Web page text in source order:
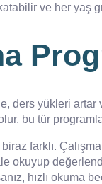
ve her yaş
ders yükleri artar
bu tür
farklı.
okuyup
hızlı okuma